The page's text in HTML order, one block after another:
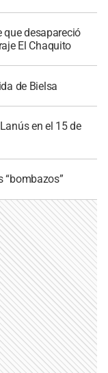
que desapareció
El Chaquito
de Bielsa
en el 15 de
“bombazos”